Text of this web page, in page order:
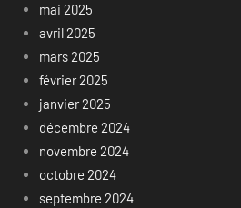
mai 2025
avril 2025
mars 2025
février 2025
janvier 2025
décembre 2024
novembre 2024
octobre 2024
septembre 2024